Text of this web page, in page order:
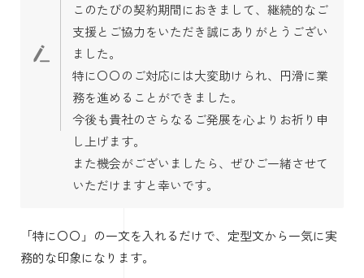
このたびの契約期間におきまして、継続的なご
支援とご協力をいただき誠にありがとうござい
ました。
特に〇〇のご対応には大変助けられ、円滑に業
務を進めることができました。
今後も貴社のさらなるご発展を心よりお祈り申
し上げます。
また機会がございましたら、ぜひご一緒させて
いただけますと幸いです。
「特に〇〇」の一文を入れるだけで、定型文から一気に実
務的な印象になります。